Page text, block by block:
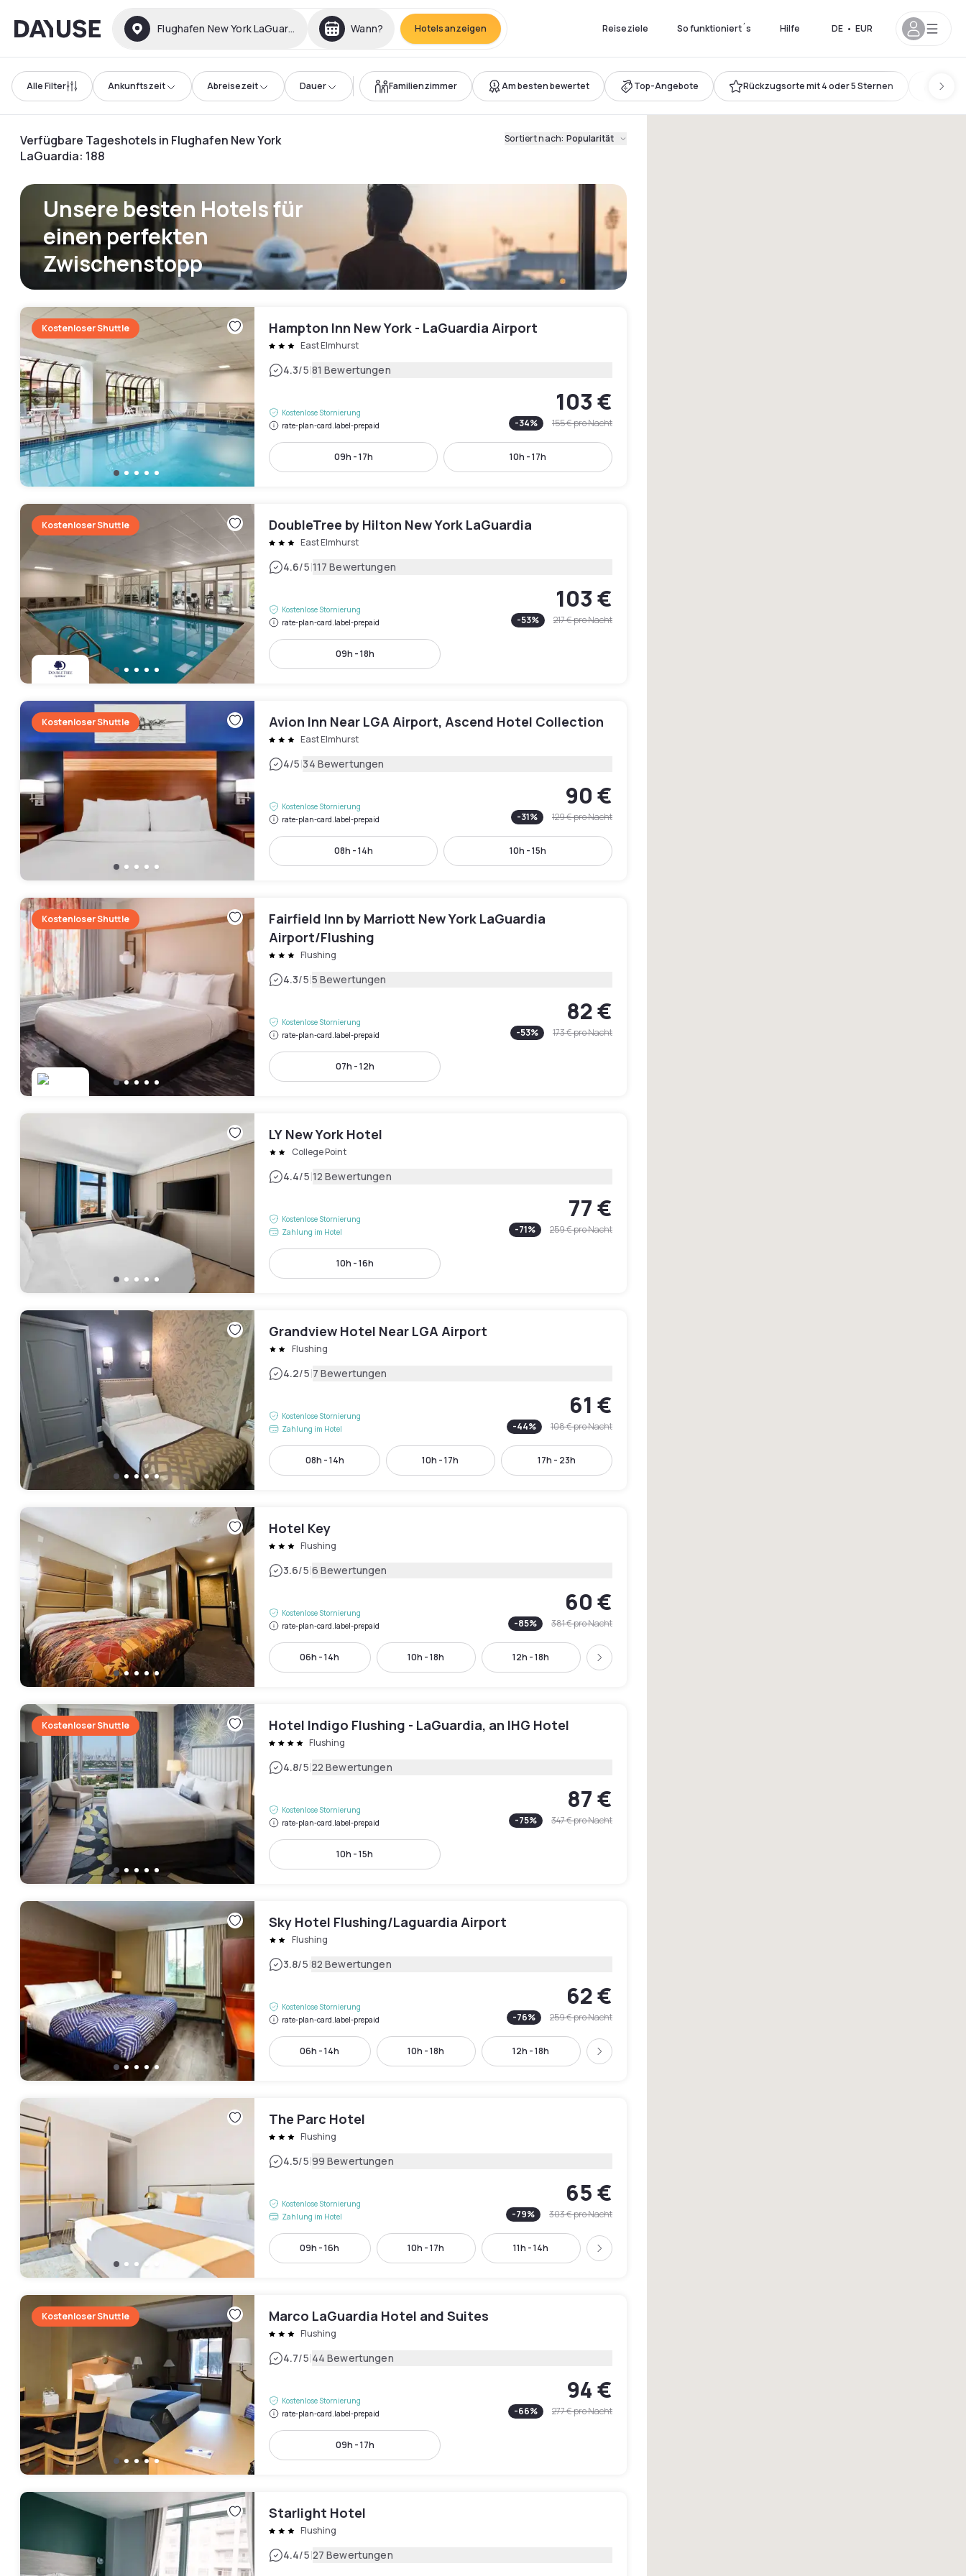
Dayuse Flughafen New York LaGuardia Wann? Hotels anzeigen Reiseziele So funktioniert´s Hilfe DE • EUR
Alle Filter Ankunftszeit Abreisezeit Dauer Familienzimmer Am besten bewertet Top-Angebote Rückzugsorte mit 4 oder 5 Sternen
Verfügbare Tageshotels in Flughafen New York
LaGuardia: 188
Sortiert nach: Popularität
Unsere besten Hotels für
einen perfekten
Zwischenstopp
Kostenloser Shuttle Hampton Inn New York - LaGuardia Airport
East Elmhurst
4.3/5|81 Bewertungen
Kostenlose Stornierung
rate-plan-card.label-prepaid
103 €
-34% 155 €pro Nacht
09h - 17h 10h - 17h
Kostenloser Shuttle DoubleTree by Hilton New York LaGuardia
East Elmhurst
4.6/5|117 Bewertungen
Kostenlose Stornierung
rate-plan-card.label-prepaid
103 €
-53% 217 €pro Nacht
09h - 18h
Kostenloser Shuttle Avion Inn Near LGA Airport, Ascend Hotel Collection
East Elmhurst
4/5|34 Bewertungen
Kostenlose Stornierung
rate-plan-card.label-prepaid
90 €
-31% 129 €pro Nacht
08h - 14h 10h - 15h
Kostenloser Shuttle
Fairfield Inn by Marriott New York LaGuardia
Airport/Flushing
Flushing
4.3/5|5 Bewertungen
Kostenlose Stornierung
rate-plan-card.label-prepaid
82 €
-53% 173 €pro Nacht
07h - 12h
LY New York Hotel
College Point
4.4/5|12 Bewertungen
Kostenlose Stornierung
Zahlung im Hotel
77 €
-71% 259 €pro Nacht
10h - 16h
Grandview Hotel Near LGA Airport
Flushing
4.2/5|7 Bewertungen
Kostenlose Stornierung
Zahlung im Hotel
61 €
-44% 108 €pro Nacht
08h - 14h 10h - 17h 17h - 23h
Hotel Key
Flushing
3.6/5|6 Bewertungen
Kostenlose Stornierung
rate-plan-card.label-prepaid
60 €
-85% 381 €pro Nacht
06h - 14h 10h - 18h 12h - 18h Weiter
Kostenloser Shuttle Hotel Indigo Flushing - LaGuardia, an IHG Hotel
Flushing
4.8/5|22 Bewertungen
Kostenlose Stornierung
rate-plan-card.label-prepaid
87 €
-75% 347 €pro Nacht
10h - 15h
Sky Hotel Flushing/Laguardia Airport
Flushing
3.8/5|82 Bewertungen
Kostenlose Stornierung
rate-plan-card.label-prepaid
62 €
-76% 259 €pro Nacht
06h - 14h 10h - 18h 12h - 18h Weiter
The Parc Hotel
Flushing
4.5/5|99 Bewertungen
Kostenlose Stornierung
Zahlung im Hotel
65 €
-79% 303 €pro Nacht
09h - 16h 10h - 17h 11h - 14h Weiter
Kostenloser Shuttle Marco LaGuardia Hotel and Suites
Flushing
4.7/5|44 Bewertungen
Kostenlose Stornierung
rate-plan-card.label-prepaid
94 €
-66% 277 €pro Nacht
09h - 17h
Starlight Hotel
Flushing
4.4/5|27 Bewertungen